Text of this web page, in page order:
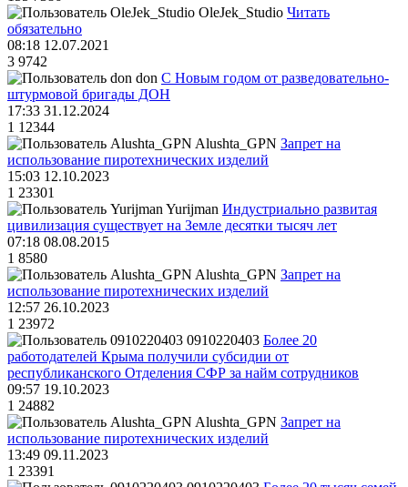
OleJek_Studio Читать
обязательно
08:18 12.07.2021
3 9742
don С Новым годом от разведовательно-
штурмовой бригады ДОН
17:33 31.12.2024
1 12344
Alushta_GPN Запрет на
использование пиротехнических изделий
15:03 12.10.2023
1 23301
Yurijman Индустриально развитая
цивилизация существует на Земле десятки тысяч лет
07:18 08.08.2015
1 8580
Alushta_GPN Запрет на
использование пиротехнических изделий
12:57 26.10.2023
1 23972
0910220403 Более 20
работодателей Крыма получили субсидии от
республиканского Отделения СФР за найм сотрудников
09:57 19.10.2023
1 24882
Alushta_GPN Запрет на
использование пиротехнических изделий
13:49 09.11.2023
1 23391